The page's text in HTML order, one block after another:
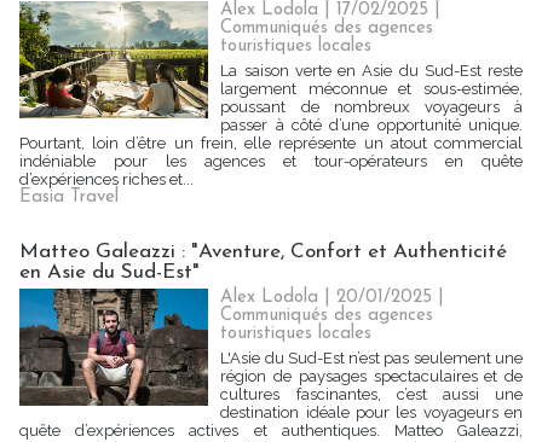
Alex Lodola | 17/02/2025
Communiqués des agences
touristiques locales
La saison verte en Asie du Sud-Est reste
largement méconnue et sous-estimée,
poussant de nombreux voyageurs à
passer à côté d’une opportunité unique.
Pourtant, loin d’être un frein, elle représente un atout commercial
indéniable pour les agences et tour-opérateurs en quête
d’expériences riches et...
Easia Travel
Matteo Galeazzi : "Aventure, Confort et Authenticité
en Asie du Sud-Est"
Alex Lodola | 20/01/2025
Communiqués des agences
touristiques locales
L'Asie du Sud-Est n’est pas seulement une
région de paysages spectaculaires et de
cultures fascinantes, c’est aussi une
destination idéale pour les voyageurs en
quête d’expériences actives et authentiques. Matteo Galeazzi,